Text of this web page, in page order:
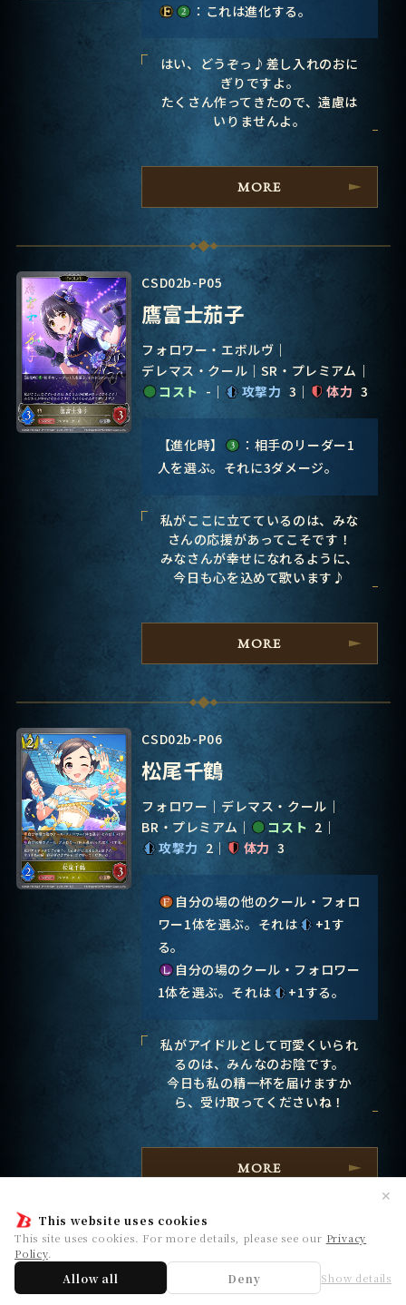
This website uses cookies
This site uses cookies. For more details, please see our Privacy
Policy.
Allow all Deny Show details
✕
：これは進化する。
はい、どうぞっ♪差し入れのおに
ぎりですよ。
たくさん作ってきたので、遠慮は
いりませんよ。
MORE
CSD02b-P05
鷹富士茄子
フォロワー・エボルヴ
デレマス・クール
SR・プレミアム
コスト - 攻撃力 3 体力 3
【進化時】
：相手のリーダー1
人を選ぶ。それに3ダメージ。
私がここに立てているのは、みな
さんの応援があってこそです！
みなさんが幸せになれるように、
今日も心を込めて歌います♪
MORE
CSD02b-P06
松尾千鶴
フォロワー
デレマス・クール
BR・プレミアム
コスト 2
攻撃力 2 体力 3
自分の場の他のクール・フォロ
ワー1体を選ぶ。それは
+1す
る。
自分の場のクール・フォロワー
1体を選ぶ。それは
+1する。
私がアイドルとして可愛くいられ
るのは、みんなのお陰です。
今日も私の精一杯を届けますか
ら、受け取ってくださいね！
MORE
CSD02b-P07
水木聖來